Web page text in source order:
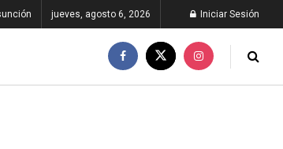
jueves, agosto 6, 2026 Iniciar Sesión